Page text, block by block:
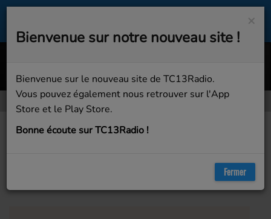
TOPIC FEAT. A7S
×
Bienvenue sur notre nouveau site !
Bienvenue sur le nouveau site de TC13Radio.
Vous pouvez également nous retrouver sur l'App
Store et le Play Store.
Bonne écoute sur TC13Radio !
Fermer